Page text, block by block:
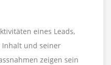
eines Leads,
und seiner
zeigen sein